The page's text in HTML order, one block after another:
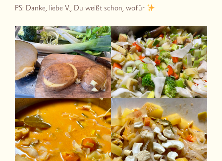
PS: Danke, liebe V., Du weißt schon, wofür